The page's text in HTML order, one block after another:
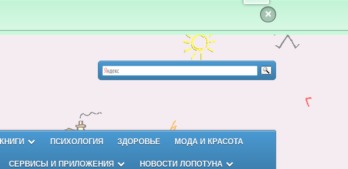
×
КНИГИ ПСИХОЛОГИЯ ЗДОРОВЬЕ МОДА И КРАСОТА
СЕРВИСЫ И ПРИЛОЖЕНИЯ НОВОСТИ ЛОПОТУНА